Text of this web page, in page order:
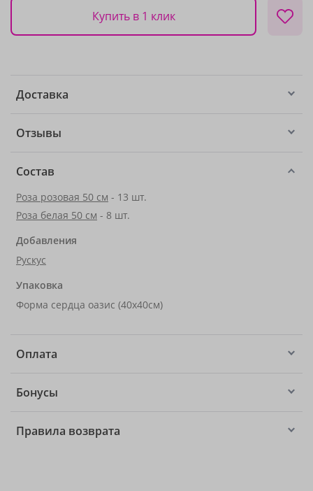
Купить в 1 клик
Доставка
Отзывы
Состав
Роза розовая 50 см - 13 шт.
Роза белая 50 см - 8 шт.
Добавления
Рускус
Упаковка
Форма сердца оазис (40x40см)
Оплата
Бонусы
Правила возврата